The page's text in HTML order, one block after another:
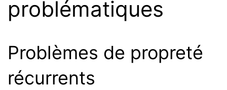
problématiques
Problèmes de propreté
récurrents